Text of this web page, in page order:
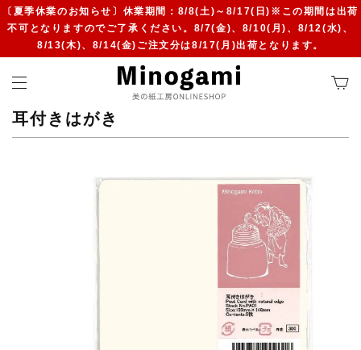
〔夏季休業のお知らせ〕休業期間：8/8(土)～8/17(日)※この期間は出荷
不可となりますのでご了承ください。8/7(金)、8/10(月)、8/12(水)、
8/13(木)、8/14(金)ご注文分は8/17(月)出荷となります。
耳付きはがき